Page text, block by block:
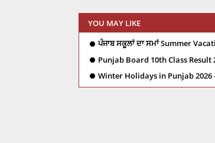
YOU MAY LIKE
ਪੰਜਾਬ ਸਕੂਲਾਂ ਦਾ ਸਮਾਂ Summer
Punjab Board 10th Class Result
Winter Holidays in Punjab 2026